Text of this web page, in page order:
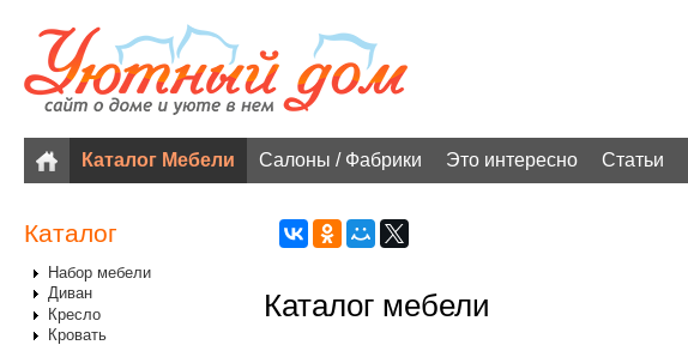
Каталог Мебели Салоны / Фабрики Это интересно Статьи
Каталог мебели
Каталог
Набор мебели
Диван
Кресло
Кровать